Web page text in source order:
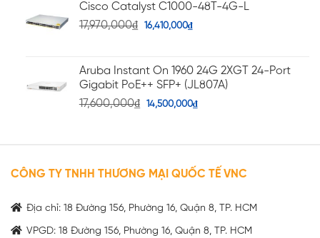
Cisco Catalyst C1000-48T-4G-L
17,970,000₫ 16,410,000₫
Aruba Instant On 1960 24G 2XGT 24-Port
Gigabit PoE++ SFP+ (JL807A)
17,600,000₫ 14,500,000₫
CÔNG TY TNHH THƯƠNG MẠI QUỐC TẾ VNC
Địa chỉ: 18 Đường 156, Phường 16, Quận 8, TP. HCM
VPGD: 18 Đường 156, Phường 16, Quận 8, TP. HCM